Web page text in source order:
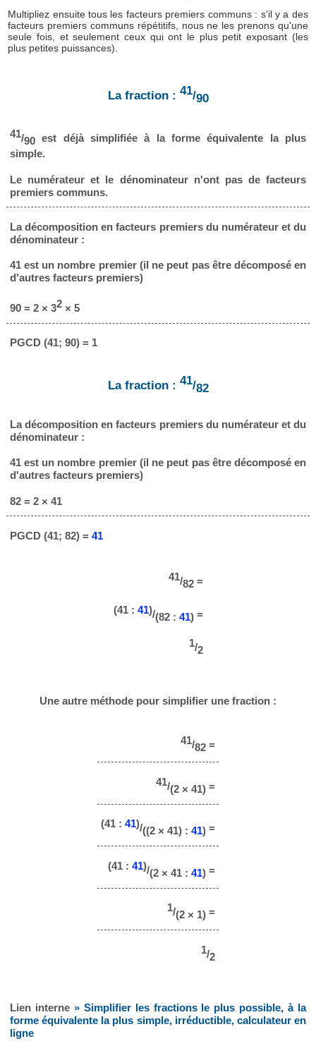
Multipliez ensuite tous les facteurs premiers communs : s'il y a des
facteurs premiers communs répétitifs, nous ne les prenons qu'une
seule fois, et seulement ceux qui ont le plus petit exposant (les
plus petites puissances).
La fraction : 41/90
41/90est déjà simplifiée à la forme équivalente la plus
simple.
Le numérateur et le dénominateur n'ont pas de facteurs
premiers communs.
La décomposition en facteurs premiers du numérateur et du
dénominateur :
41 est un nombre premier (il ne peut pas être décomposé en
d'autres facteurs premiers)
90 = 2 × 32× 5
PGCD (41; 90) = 1
La fraction : 41/82
La décomposition en facteurs premiers du numérateur et du
dénominateur :
41 est un nombre premier (il ne peut pas être décomposé en
d'autres facteurs premiers)
82 = 2 × 41
PGCD (41; 82) = 41
41/82=
(41 : 41)/(82 : 41)=
1/2
Une autre méthode pour simplifier une fraction :
41/82 =
41/(2 × 41) =
(41 : 41)/((2 × 41) : 41) =
(41 : 41)/(2 × 41 : 41) =
1/(2 × 1) =
1/2
Lien interne » Simplifier les fractions le plus possible, à la
forme équivalente la plus simple, irréductible, calculateur en
ligne